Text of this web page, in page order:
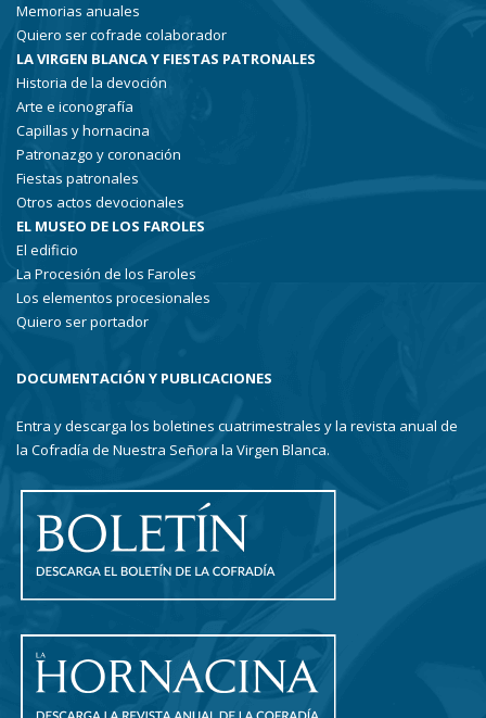
Memorias anuales
Quiero ser cofrade colaborador
LA VIRGEN BLANCA Y FIESTAS PATRONALES
Historia de la devoción
Arte e iconografía
Capillas y hornacina
Patronazgo y coronación
Fiestas patronales
Otros actos devocionales
EL MUSEO DE LOS FAROLES
El edificio
La Procesión de los Faroles
Los elementos procesionales
Quiero ser portador
DOCUMENTACIÓN Y PUBLICACIONES
Entra y descarga los boletines cuatrimestrales y la revista anual de
la Cofradía de Nuestra Señora la Virgen Blanca.